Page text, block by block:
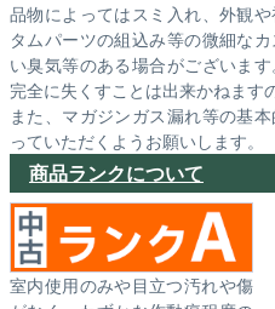
品物によってはスミ入れ、外観
タムパーツの組込み等の微細な
い臭気等のある場合がございま
完全に失くすことは出来かねます
また、マガジンガス漏れ等の基
っていただくようお願いします。
商品ランクについて
室内使用のみや目立つ汚れや傷